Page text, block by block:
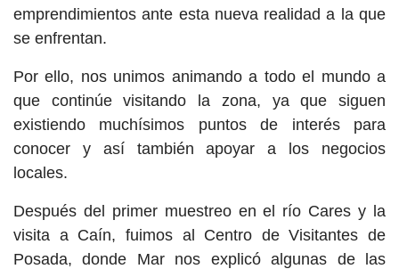
emprendimientos ante esta nueva realidad a la que
se enfrentan.
Por ello, nos unimos animando a todo el mundo a
que continúe visitando la zona, ya que siguen
existiendo muchísimos puntos de interés para
conocer y así también apoyar a los negocios
locales.
Después del primer muestreo en el río Cares y la
visita a Caín, fuimos al Centro de Visitantes de
Posada, donde Mar nos explicó algunas de las